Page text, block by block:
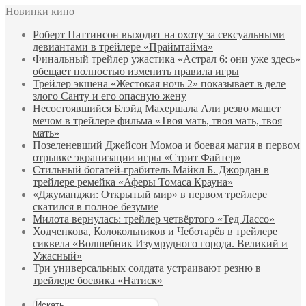
Новинки кино
Роберт Паттинсон выходит на охоту за сексуальными
девиантами в трейлере «Праймтайма»
Финальный трейлер ужастика «Астрал 6: они уже здесь»
обещает полностью изменить правила игры
Трейлер экшена «Жестокая ночь 2» показывает в деле
злого Санту и его опасную жену
Несостоявшийся Блэйд Махершала Али резво машет
мечом в трейлере фильма «Твоя мать, твоя мать, твоя
мать»
Позеленевший Джейсон Момоа и боевая магия в первом
отрывке экранизации игры «Стрит Файтер»
Стильный богатей-грабитель Майкл Б. Джордан в
трейлере ремейка «Аферы Томаса Крауна»
«Джуманджи: Открытый мир» в первом трейлере
скатился в полное безумие
Милота вернулась: трейлер четвёртого «Тед Лассо»
Ходченкова, Колокольников и Чеботарёв в трейлере
сиквела «Волшебник Изумрудного города. Великий и
Ужасный»
Три универсальных солдата устраивают резню в
трейлере боевика «Натиск»